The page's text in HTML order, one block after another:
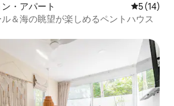
・アパート レビュー
5 (14)
＆海の眺望が楽しめるペントハウス